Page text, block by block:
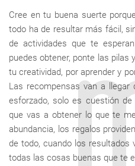
Cree en tu buena suerte
todo ha de resultar más fácil,
de actividades que te
puedes obtener, ponte las pilas
tu creatividad, por aprender y
Las recompensas van a
esforzado, solo es cuestión
que vas a obtener lo que te
abundancia, los regalos
de todo, cuando los resultados
todas las cosas buenas que te